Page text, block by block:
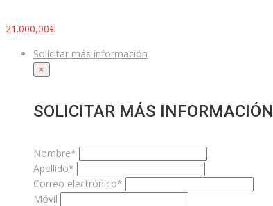
21.000,00€
Solicitar más información
×
SOLICITAR MÁS INFORMACIÓN
Nombre*
Apellido*
Correo electrónico*
Móvil